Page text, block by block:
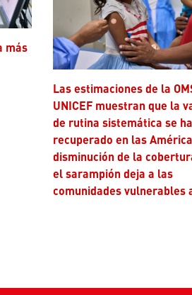
Las estimaciones de la OMS y
UNICEF muestran que la
de rutina sistemática se ha
recuperado en las
disminución de la
el sarampión deja a las
comunidades vulnerables